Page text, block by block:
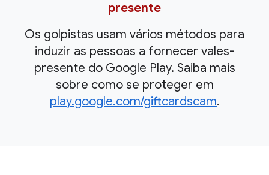
presente
Os golpistas usam vários métodos para
induzir as pessoas a fornecer vales-
presente do Google Play. Saiba mais
sobre como se proteger em
play.google.com/giftcardscam.